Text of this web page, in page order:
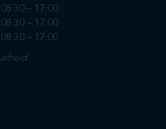
08:30 – 17:00
08:30 – 17:00
08:30 – 17:00